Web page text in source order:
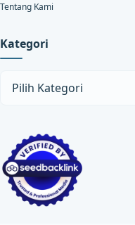
Tentang Kami
Kategori